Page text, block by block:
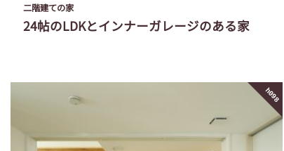
二階建ての家
24帖のLDKとインナーガレージのある家
h098